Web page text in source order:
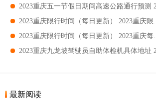
最新阅读